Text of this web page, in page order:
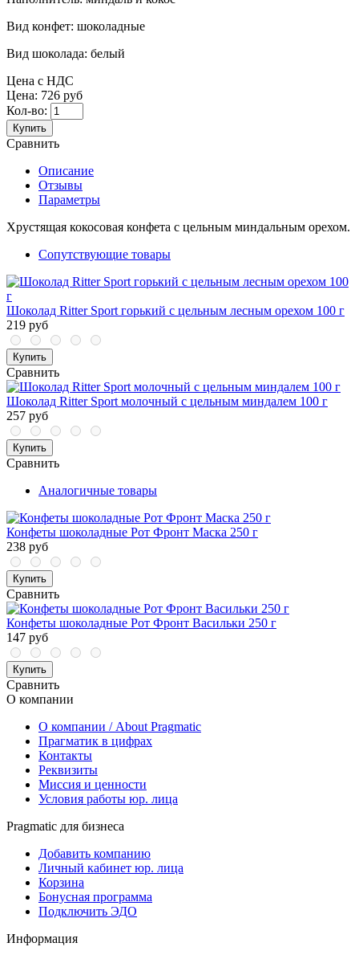
Вид конфет: шоколадные
Вид шоколада: белый
Цена с НДС
Цена: 726 руб
Кол-во:
Купить
Сравнить
Описание
Отзывы
Параметры
Хрустящая кокосовая конфета с цельным миндальным орехом.
Сопутствующие товары
Шоколад Ritter Sport горький с цельным лесным орехом 100 г
219 руб
Купить
Сравнить
Шоколад Ritter Sport молочный с цельным миндалем 100 г
257 руб
Купить
Сравнить
Аналогичные товары
Конфеты шоколадные Рот Фронт Маска 250 г
238 руб
Купить
Сравнить
Конфеты шоколадные Рот Фронт Васильки 250 г
147 руб
Купить
Сравнить
О компании
О компании / About Pragmatic
Прагматик в цифрах
Контакты
Реквизиты
Миссия и ценности
Условия работы юр. лица
Pragmatic для бизнеса
Добавить компанию
Личный кабинет юр. лица
Корзина
Бонусная программа
Подключить ЭДО
Информация